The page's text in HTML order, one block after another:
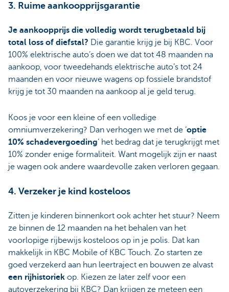
3. Ruime aankoopprijsgarantie
Je aankoopprijs die volledig wordt terugbetaald bij
total loss of diefstal? Die garantie krijg je bij KBC. Voor
100% elektrische auto’s doen we dat tot 48 maanden na
aankoop, voor tweedehands elektrische auto’s tot 24
maanden en voor nieuwe wagens op fossiele brandstof
krijg je tot 30 maanden na aankoop al je geld terug.
Koos je voor een kleine of een volledige
omniumverzekering? Dan verhogen we met de ‘optie
10% schadevergoeding’ het bedrag dat je terugkrijgt met
10% zonder enige formaliteit. Want mogelijk zijn er naast
je wagen ook andere waardevolle zaken verloren gegaan.
4. Verzeker je kind kosteloos
Zitten je kinderen binnenkort ook achter het stuur? Neem
ze binnen de 12 maanden na het behalen van het
voorlopige rijbewijs kosteloos op in je polis. Dat kan
makkelijk in KBC Mobile of KBC Touch. Zo starten ze
goed verzekerd aan hun leertraject en bouwen ze alvast
een rijhistoriek op. Kiezen ze later zelf voor een
autoverzekering bij KBC? Dan krijgen ze meteen een